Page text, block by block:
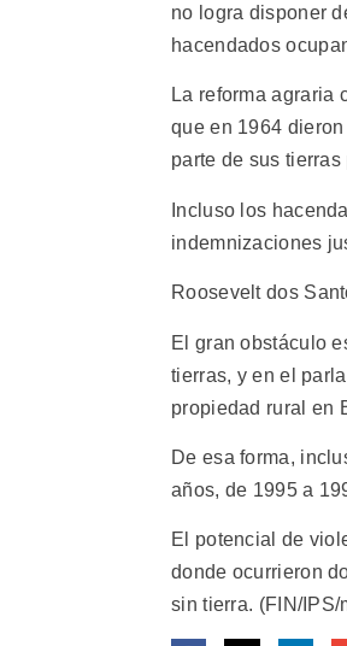
no logra disponer
hacendados
La reforma agraria
que en 1964
parte de sus
Incluso los
indemnizaciones
Roosevelt dos
El gran obstáculo
tierras, y en el
propiedad rural en
De esa forma,
años, de 1995 a
El potencial de
donde ocurrieron
sin tierra. (FIN/IPS/